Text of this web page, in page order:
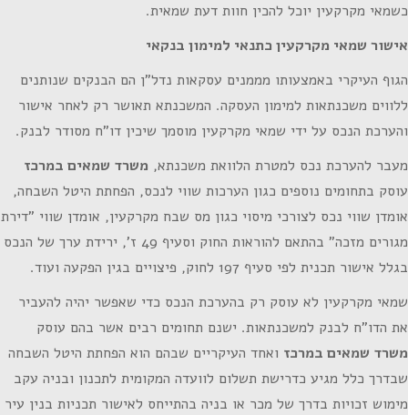
כשמאי מקרקעין יוכל להכין חוות דעת שמאית.
אישור שמאי מקרקעין כתנאי למימון בנקאי
הגוף העיקרי באמצעותו מממנים עסקאות נדל"ן הם הבנקים שנותנים
ללווים משכנתאות למימון העסקה. המשכנתא תאושר רק לאחר אישור
והערכת הנכס על ידי שמאי מקרקעין מוסמך שיכין דו"ח מסודר לבנק.
מעבר להערכת נכס למטרת הלוואת משכנתא, משרד שמאים במרכז
עוסק בתחומים נוספים כגון הערכות שווי לנכס, הפחתת היטל השבחה,
אומדן שווי נכס לצורכי מיסוי כגון מס שבח מקרקעין, אומדן שווי "דירת
מגורים מזכה" בהתאם להוראות החוק וסעיף 49 ז', ירידת ערך של הנכס
בגלל אישור תכנית לפי סעיף 197 לחוק, פיצויים בגין הפקעה ועוד.
שמאי מקרקעין לא עוסק רק בהערכת הנכס כדי שאפשר יהיה להעביר
את הדו"ח לבנק למשכנתאות. ישנם תחומים רבים אשר בהם עוסק
משרד שמאים במרכז ואחד העיקריים שבהם הוא הפחתת היטל השבחה
שבדרך כלל מגיע כדרישת תשלום לוועדה המקומית לתכנון ובניה עקב
מימוש זכויות בדרך של מכר או בניה בהתייחס לאישור תכניות בנין עיר